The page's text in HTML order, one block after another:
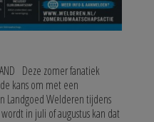
Deze zomer fanatiek
kans om met een
Landgoed Welderen tijdens
in juli of augustus kan dat